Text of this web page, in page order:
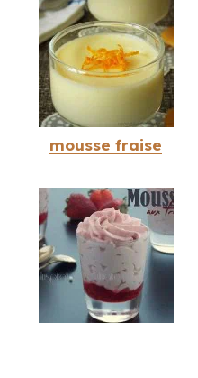
mousse fraise